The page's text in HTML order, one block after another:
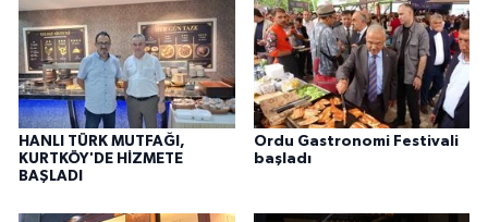
HANLI TÜRK MUTFAĞI,
KURTKÖY'DE HİZMETE
BAŞLADI
Ordu Gastronomi Festivali
başladı